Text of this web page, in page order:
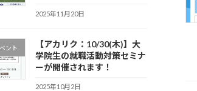
2025年11月20日
ント
【アカリク：10/30(木)】大
学院生の就職活動対策セミナ
ーが開催されます！
2025年10月2日